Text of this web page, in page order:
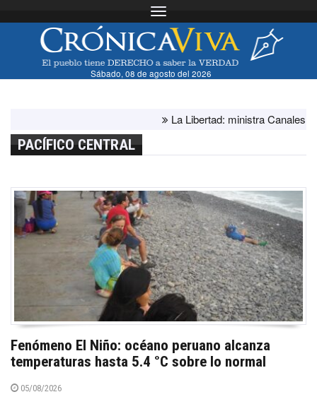
Toggle navigation
Sábado, 08 de agosto del 2026
La Libertad: ministra Canales
PACÍFICO CENTRAL
Fenómeno El Niño: océano peruano alcanza
temperaturas hasta 5.4 °C sobre lo normal
05/08/2026